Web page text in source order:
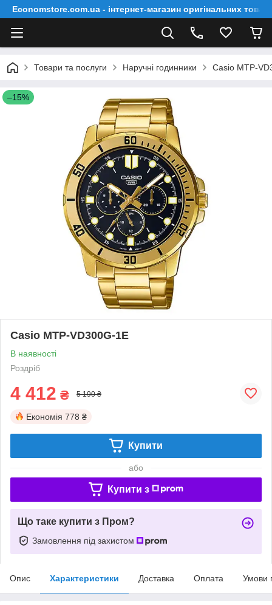
Economstore.com.ua - інтернет-магазин оригінальних
Товари та послуги Наручні годинники Casio MTP-
–15%
Casio MTP-VD300G-1E
В наявності
Роздріб
4 412 ₴ 5 190 ₴
Економія 778 ₴
Купити
або
Купити з
Що таке купити з Пром?
Замовлення під захистом
Опис Характеристики Доставка Оплата Умови